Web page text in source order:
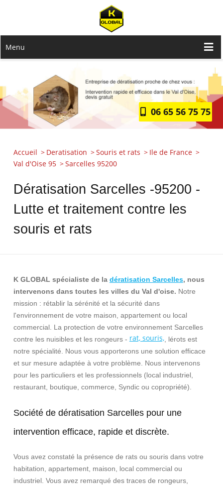
Menu
06 65 56 75 75
Accueil Deratisation Souris et rats
Ile de France
Val d'Oise 95
Sarcelles 95200
Dératisation Sarcelles -95200 -
Lutte et traitement contre les
souris et rats
K GLOBAL spécialiste de la dératisation Sarcelles, nous
intervenons dans toutes les villes du Val d'oise. Notre
mission : rétablir la sérénité et la sécurité dans
l'environnement de votre maison, appartement ou local
commercial. La protection de votre environnement Sarcelles
contre les nuisibles et les rongeurs - rat, souris,, lérots est
notre spécialité. Nous vous apporterons une solution efficace
et sur mesure adaptée à votre problème. Nous intervenons
pour les particuliers et les professionnels (local industriel,
restaurant, boutique, commerce, Syndic ou copropriété).
Société de dératisation Sarcelles pour une
intervention efficace, rapide et discrète.
Vous avez constaté la présence de rats ou souris dans votre
habitation, appartement, maison, local commercial ou
industriel. Vous avez remarqué des traces de rongeurs,